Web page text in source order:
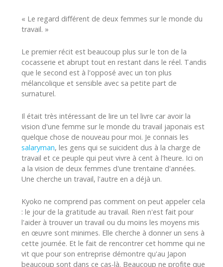
« Le regard différent de deux femmes sur le monde du
travail. »
Le premier récit est beaucoup plus sur le ton de la
cocasserie et abrupt tout en restant dans le réel. Tandis
que le second est à l'opposé avec un ton plus
mélancolique et sensible avec sa petite part de
surnaturel.
Il était très intéressant de lire un tel livre car avoir la
vision d'une femme sur le monde du travail japonais est
quelque chose de nouveau pour moi. Je connais les
salaryman, les gens qui se suicident dus à la charge de
travail et ce peuple qui peut vivre à cent à l'heure. Ici on
a la vision de deux femmes d'une trentaine d'années.
Une cherche un travail, l'autre en a déjà un.
Kyoko ne comprend pas comment on peut appeler cela
: le jour de la gratitude au travail. Rien n'est fait pour
l'aider à trouver un travail ou du moins les moyens mis
en œuvre sont minimes. Elle cherche à donner un sens à
cette journée. Et le fait de rencontrer cet homme qui ne
vit que pour son entreprise démontre qu'au Japon
beaucoup sont dans ce cas-là. Beaucoup ne profite que